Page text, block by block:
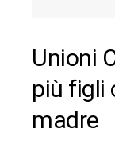
Unioni
più figli
madre